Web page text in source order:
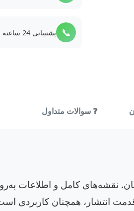
📞 پشتیبانی 24 ساعته
❓ سوالات متداول
نقشه‌های کامل و اطلاعات
انتشار، همچنان کاربردی